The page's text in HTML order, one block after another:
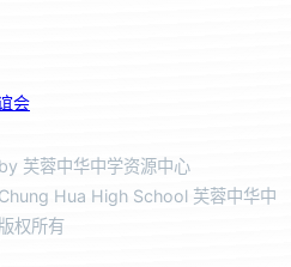
会
芙蓉中华中学资源中心
Hua High School 芙蓉中华中
权所有